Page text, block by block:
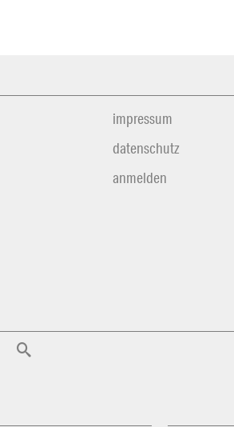
impressum
datenschutz
anmelden